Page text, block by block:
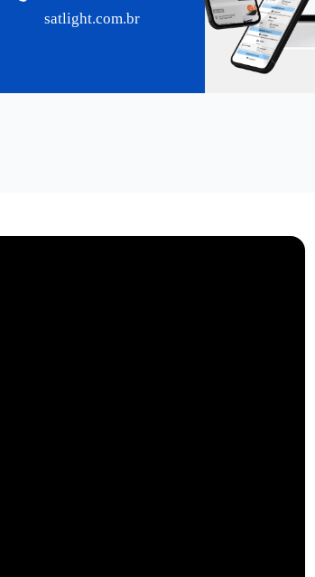
satlight.com.br